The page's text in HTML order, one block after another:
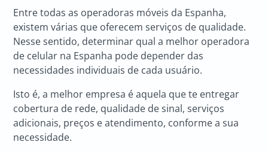
Entre todas as operadoras móveis da Espanha,
existem várias que oferecem serviços de qualidade.
Nesse sentido, determinar qual a melhor operadora
de celular na Espanha pode depender das
necessidades individuais de cada usuário.
Isto é, a melhor empresa é aquela que te entregar
cobertura de rede, qualidade de sinal, serviços
adicionais, preços e atendimento, conforme a sua
necessidade.